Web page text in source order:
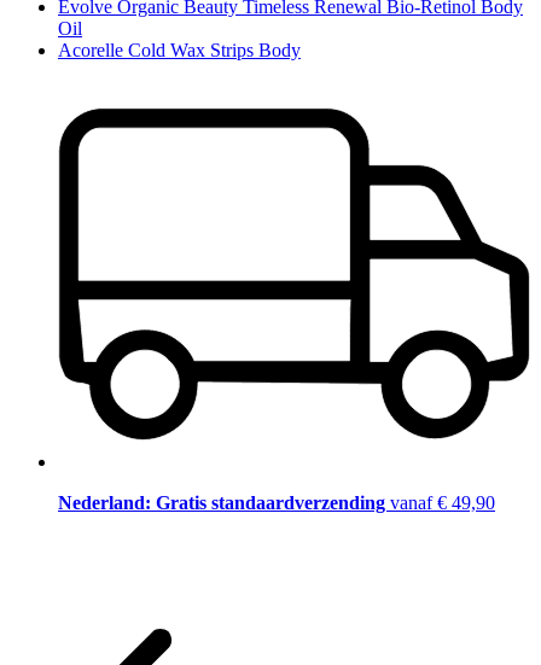
Evolve Organic Beauty Timeless Renewal Bio-Retinol Body
Oil
Acorelle Cold Wax Strips Body
Nederland: Gratis standaardverzending vanaf € 49,90